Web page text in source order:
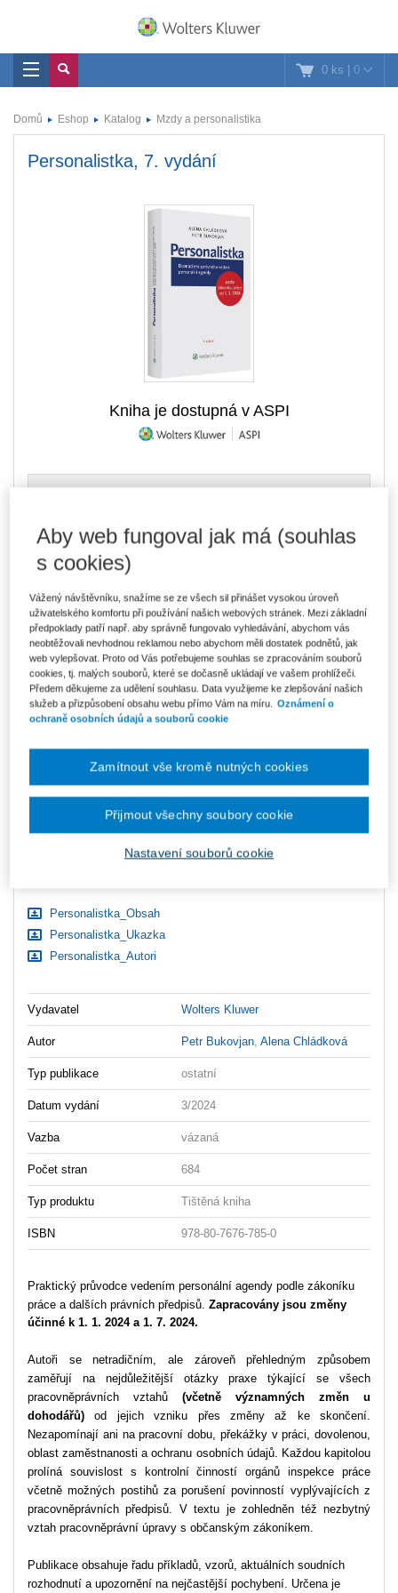
0 ks | 0
Domů Eshop Katalog Mzdy a personalistika
Personalistka, 7. vydání
Kniha je dostupná v ASPI
E-kniha Smarteca + soubory ke stažení
Co je Smarteca?
Kde najdu soubory e-knih?
1 611 Kč
Ušetříte 848 Kč
DMOC 2 459 Kč
Balíček - Tištěná kniha + E-kniha
Smarteca + soubory ke stažení
Skladem- expedice do 2 pracovních dnů
Co je Smarteca?
důvodů nemůžeme vystavovat daňové doklady. Budou vám
ks Vložit do košíku
Ceny jsou včetně DPH
Personalistka_Obsah
Personalistka_Ukazka
Personalistka_Autori
Vydavatel Wolters Kluwer
Autor Petr Bukovjan ,Alena Chládková
Typ publikace ostatní
Datum vydání 3/2024
Vazba vázaná
Počet stran 684
Typ produktu Tištěná kniha
ISBN 978-80-7676-785-0
Praktický průvodce vedením personální agendy podle zákoníku
práce a dalších právních předpisů. Zapracovány jsou změny
účinné k 1. 1. 2024 a 1. 7. 2024.
Autoři se netradičním, ale zároveň přehledným způsobem
zaměřují na nejdůležitější otázky praxe týkající se všech
pracovněprávních vztahů (včetně významných změn u
dohodářů) od jejich vzniku přes změny až ke skončení.
Nezapomínají ani na pracovní dobu, překážky v práci, dovolenou,
oblast zaměstnanosti a ochranu osobních údajů. Každou kapitolou
prolíná souvislost s kontrolní činností orgánů inspekce práce
včetně možných postihů za porušení povinností vyplývajících z
pracovněprávních předpisů. V textu je zohledněn též nezbytný
vztah pracovněprávní úpravy s občanským zákoníkem.
Publikace obsahuje řadu příkladů, vzorů, aktuálních soudních
rozhodnutí a upozornění na nejčastější pochybení. Určena je
Aby web fungoval jak má (souhlas
s cookies)
Vážený návštěvníku, snažíme se ze všech sil přinášet vysokou úroveň
uživatelského komfortu při používání našich webových stránek. Mezi základní
předpoklady patří např. aby správně fungovalo vyhledávání, abychom vás
neobtěžovali nevhodnou reklamou nebo abychom měli dostatek podnětů, jak
web vylepšovat. Proto od Vás potřebujeme souhlas se zpracováním souborů
cookies, tj. malých souborů, které se dočasně ukládají ve vašem prohlížeči.
Předem děkujeme za udělení souhlasu. Data využijeme ke zlepšování našich
služeb a přizpůsobení obsahu webu přímo Vám na míru. Oznámení o
ochraně osobních údajů a souborů cookie
Nastavení souborů cookie
Zamítnout vše kromě nutných cookies
Přijmout všechny soubory cookie